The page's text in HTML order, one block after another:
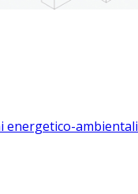
energetico-ambientali